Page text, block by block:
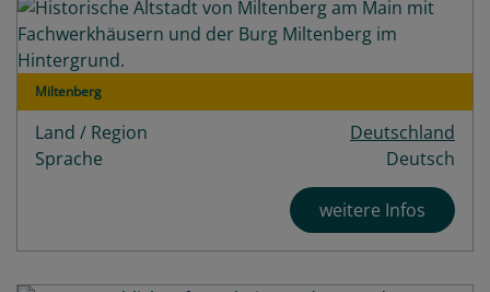
Miltenberg
Land / Region
Deutschland
Sprache
Deutsch
weitere Infos